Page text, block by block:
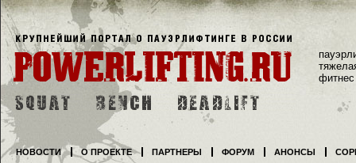
фитнес
НОВОСТИ О ПРОЕКТЕ ПАРТНЕРЫ ФОРУМ АНОНСЫ